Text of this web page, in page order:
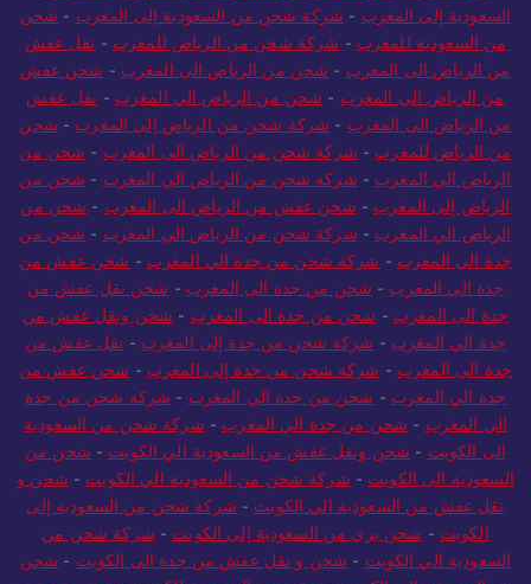
السعودية إلى المغرب - شركة شحن من السعودية إلى المغرب - شحن
من السعودية للمغرب - شركة شحن من الرياض للمغرب - نقل عفش
من الرياض الى المغرب - شحن من الرياض الى المغرب - شحن عفش
من الرياض الي المغرب - شحن من الرياض الي المغرب - نقل عفش
من الرياض الى المغرب - شركة شحن من الرياض إلى المغرب - شحن
من الرياض للمغرب - شركة شحن من الرياض الى المغرب - شحن من
الرياض الي المغرب - شركة شحن من الرياض الي المغرب - شحن من
الرياض إلى المغرب - شحن عفش من الرياض الى المغرب - شحن من
الرياض الي المغرب - شركة شحن من الرياض الي المغرب - شحن من
جدة الى المغرب - شركة شحن من جدة الي المغرب - شحن عفش من
جدة الى المغرب - شحن من جدة الى المغرب - شحن نقل عفش من
جدة الى المغرب - شحن من جدة الى المغرب - شحن ونقل عفش من
جدة الي المغرب - شركة شحن من جدة إلى المغرب - نقل عفش من
جدة الى المغرب - شركة شحن من جدة إلى المغرب - شحن عفش من
جدة الي المغرب - شحن من جدة الي المغرب - شركة شحن من جدة
الي المغرب - شحن من جدة الي المغرب - شركة شحن من السعودية
الى الكويت - شحن ونقل عفش من السعودية الي الكويت - شحن من
السعودية الى الكويت - شركة شحن من السعودية الي الكويت - شحن و
نقل عفش من السعودية الي الكويت - شركة شحن من السعودية إلى
الكويت - شحن بري من السعودية إلى الكويت - شركة شحن من
السعودية الي الكويت - شحن و نقل عفش من جدة الى الكويت - شحن